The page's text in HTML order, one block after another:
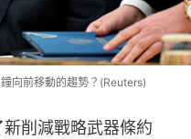
向前移動的趨勢？(Reuters)
削減戰略武器條約